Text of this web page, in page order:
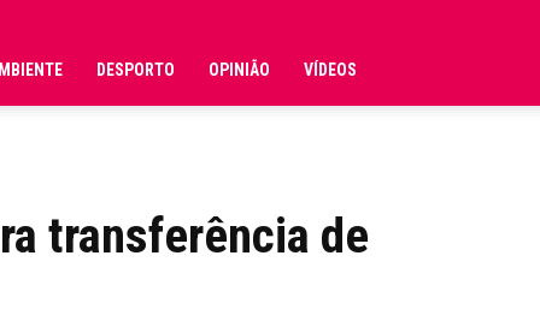
DESPORTO OPINIÃO VÍDEOS
transferência de